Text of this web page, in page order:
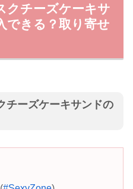
クチーズケーキサ
できる？取り寄せ
チーズケーキサンドの